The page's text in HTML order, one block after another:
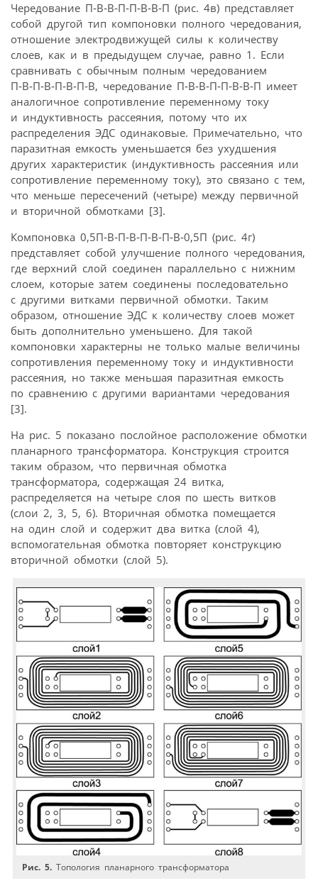
Чередование П‑В‑В‑П‑П‑В‑В‑П (рис. 4в) представляет
собой другой тип компоновки полного чередования,
отношение электродвижущей силы к количеству
слоев, как и в предыдущем случае, равно 1. Если
сравнивать с обычным полным чередованием
П‑В‑П‑В‑П‑В‑П‑В, чередование П‑В‑В‑П‑П‑В‑В‑П имеет
аналогичное сопротивление переменному току
и индуктивность рассеяния, потому что их
распределения ЭДС одинаковые. Примечательно, что
паразитная емкость уменьшается без ухудшения
других характеристик (индуктивность рассеяния или
сопротивление переменному току), это связано с тем,
что меньше пересечений (четыре) между первичной
и вторичной обмотками [3].
Компоновка 0,5П‑В‑П‑В‑П‑В‑П‑В‑0,5П (рис. 4г)
представляет собой улучшение полного чередования,
где верхний слой соединен параллельно с нижним
слоем, которые затем соединены последовательно
с другими витками первичной обмотки. Таким
образом, отношение ЭДС к количеству слоев может
быть дополнительно уменьшено. Для такой
компоновки характерны не только малые величины
сопротивления переменному току и индуктивности
рассеяния, но также меньшая паразитная емкость
по сравнению с другими вариантами чередования
[3].
На рис. 5 показано послойное расположение обмотки
планарного трансформатора. Конструкция строится
таким образом, что первичная обмотка
трансформатора, содержащая 24 витка,
распределяется на четыре слоя по шесть витков
(слои 2, 3, 5, 6). Вторичная обмотка помещается
на один слой и содержит два витка (слой 4),
вспомогательная обмотка повторяет конструкцию
вторичной обмотки (слой 5).
Рис. 5. Топология планарного трансформатора